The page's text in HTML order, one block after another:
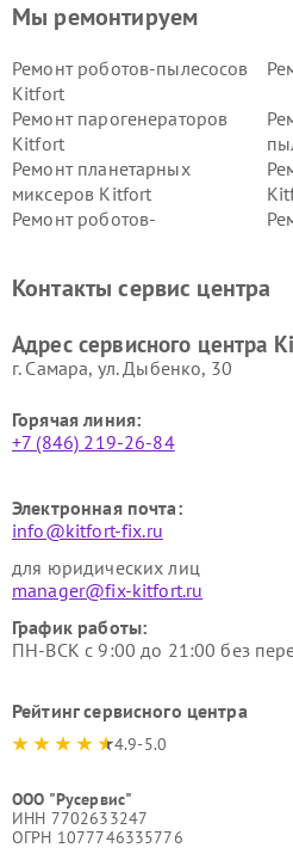
Мы ремонтируем
Ремонт роботов-пылесосов
Kitfort
Ремонт парогенераторов
Kitfort
Ремонт планетарных
миксеров Kitfort
Ремонт роботов-
Kitfort
Kitfort
Контакты сервис центра
Адрес сервисного центра
г. Самара, ул. Дыбенко, 30
Горячая линия:
+7 (846) 219-26-84
Электронная почта:
info@kitfort-fix.ru
для юридических лиц
manager@fix-kitfort.ru
График работы:
ПН-ВСК с 9:00 до 21:00 без
Рейтинг сервисного центра
4.9-5.0
ООО "Русервис"
ИНН 7702633247
ОГРН 1077746335776